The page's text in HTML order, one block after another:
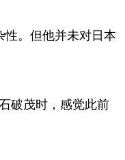
性。但他并未对日本
破茂时，感觉此前